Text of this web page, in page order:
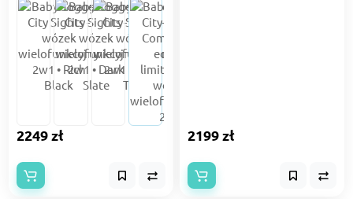
2249 zł 2199 zł